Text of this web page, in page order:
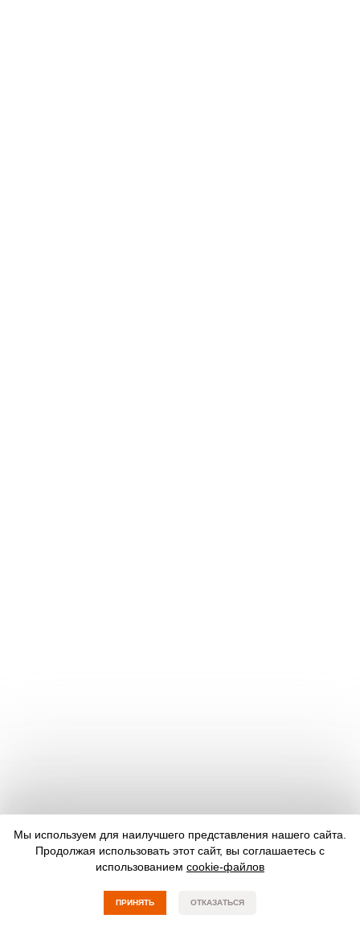
Мы используем для наилучшего представления нашего сайта.
Продолжая использовать этот сайт, вы соглашаетесь с
использованием cookie-файлов
ПРИНЯТЬ ОТКАЗАТЬСЯ